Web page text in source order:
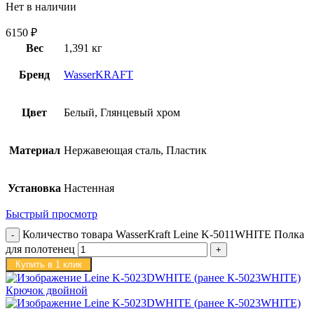
Нет в наличии
6150 ₽
Вес
1,391 кг
Бренд WasserKRAFT
Цвет Белый, Глянцевый хром
Материал Нержавеющая сталь, Пластик
Установка Настенная
Быстрый просмотр
Количество товара WasserKraft Leine K-5011WHITE Полка
для полотенец
Купить в 1 клик